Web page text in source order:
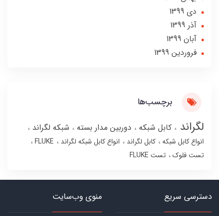
دی 1399
آذر 1399
آبان 1399
فروردین 1399
برچسب‌ها
لگراند کابل شبکه دوربین مدار بسته شبکه لگراند
انواع کابل شبکه کابل لگراند انواع کابل شبکه لگراند
FLUKE
تست فلوک
تست FLUKE
دسترسی سریع منوی وب‌سایت